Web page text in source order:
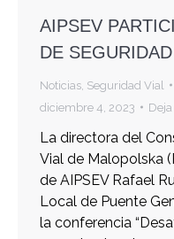
AIPSEV
DE
Noticias Seguridad Vial
diciembre 4, 2023
La directora del
Vial de Malopolska
de AIPSEV Rafael
Local de Puente
la conferencia